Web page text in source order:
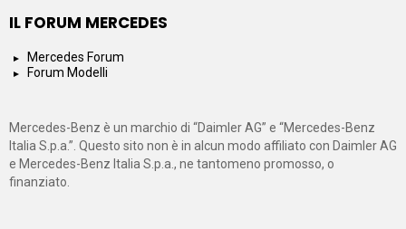
IL FORUM MERCEDES
Mercedes Forum
Forum Modelli
Mercedes-Benz è un marchio di “Daimler AG” e “Mercedes-Benz
Italia S.p.a.”. Questo sito non è in alcun modo affiliato con Daimler AG
e Mercedes-Benz Italia S.p.a., ne tantomeno promosso, o
finanziato.